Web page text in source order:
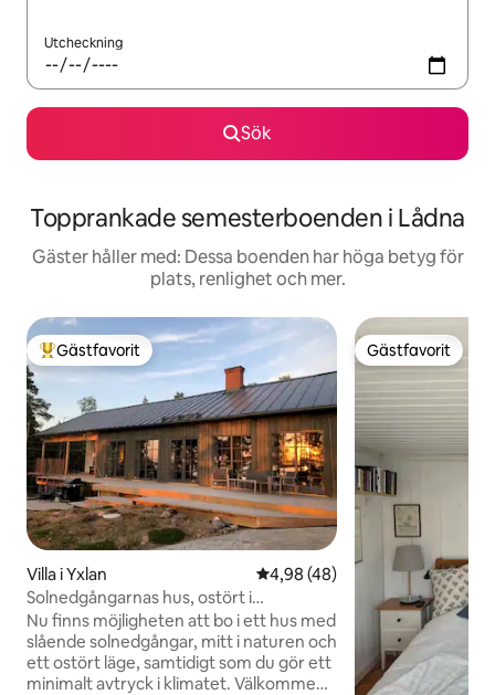
Utcheckning
Sök
Topprankade semesterboenden i Lådna
Gäster håller med: Dessa boenden har höga betyg för
plats, renlighet och mer.
Populär gästfavorit
Gästfavorit
Villa i Yxlan 4,98 av 5 i genomsnittligt
4,98 (48)
Solnedgångarnas hus, ostört i
Stockholms skärgård
Nu finns möjligheten att bo i ett hus med
slående solnedgångar, mitt i naturen och
ett ostört läge, samtidigt som du gör ett
minimalt avtryck i klimatet. Välkommen
Gästfavorit
Gästfavorit